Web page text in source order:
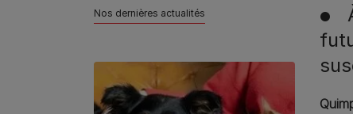
Nos dernières actualités
●